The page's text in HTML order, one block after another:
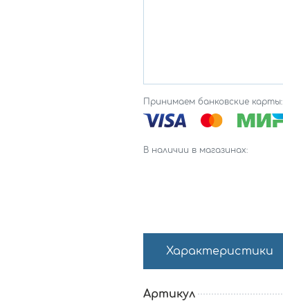
Принимаем банковские карты:
В наличии в магазинах:
Характеристики
Артикул